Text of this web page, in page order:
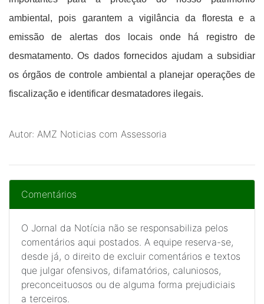
ambiental, pois garantem a vigilância da floresta e a
emissão de alertas dos locais onde há registro de
desmatamento. Os dados fornecidos ajudam a subsidiar
os órgãos de controle ambiental a planejar operações de
fiscalização e identificar desmatadores ilegais.
Autor: AMZ Noticias com Assessoria
Comentários
O Jornal da Notícia não se responsabiliza pelos
comentários aqui postados. A equipe reserva-se,
desde já, o direito de excluir comentários e textos
que julgar ofensivos, difamatórios, caluniosos,
preconceituosos ou de alguma forma prejudiciais
a terceiros.